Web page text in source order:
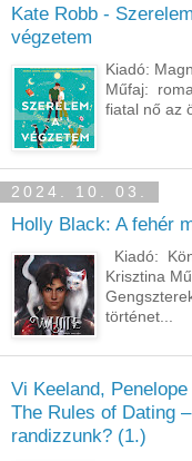
Kate Robb -
végzetem
Kiadó:
Műfaj:
fiatal nő az
2024. 10. 03.
Holly Black: A fehér
Kiadó:
Krisztina
történet...
Vi Keeland, Penelope
The ​Rules of Dating
randizzunk? (1.)